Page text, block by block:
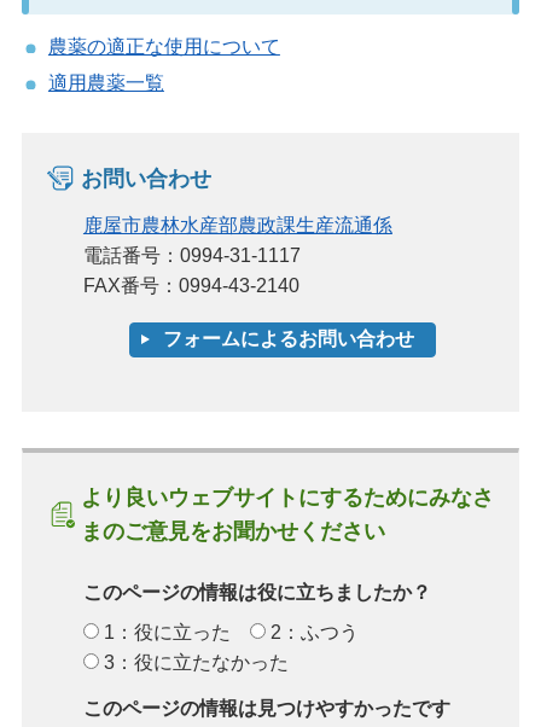
農薬の適正な使用について
適用農薬一覧
お問い合わせ
鹿屋市農林水産部農政課生産流通係
電話番号：0994-31-1117
FAX番号：0994-43-2140
より良いウェブサイトにするためにみなさ
まのご意見をお聞かせください
このページの情報は役に立ちましたか？
1：役に立った
2：ふつう
3：役に立たなかった
このページの情報は見つけやすかったです